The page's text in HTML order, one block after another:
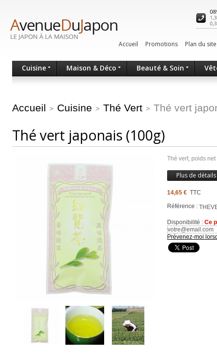
Accueil Promotions Plan du site
Cuisine Maison & Déco Beauté & Soin
Accueil > Cuisine > Thé Vert > Thé vert
Thé vert japonais (100g)
Thé vert, poids
Plus de détails
14,65 € TTC
Référence :
Disponibilité : Ce
Prévenez-moi